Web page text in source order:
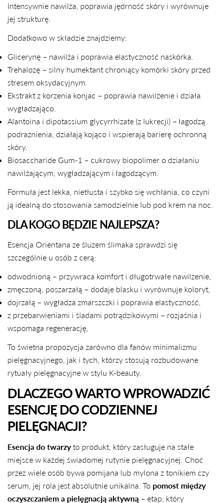
Intensywnie nawilża, poprawia jędrność skóry i wyrównuje
jej strukturę.
Dodatkowo w składzie znajdziemy:
Glicerynę – nawilża i poprawia elastyczność naskórka.
Trehalozę – silny humektant chroniący komórki skóry przed
stresem oksydacyjnym.
Ekstrakt z korzenia konjac – poprawia nawilżenie i działa
wygładzająco.
Alantoina i dipotassium glycyrrhizate (z lukrecji) – łagodzą
podrażnienia, działają kojąco i wspierają barierę ochronną
skóry.
Biosaccharide Gum-1 – cukrowy biopolimer o działaniu
nawilżającym, wygładzającym i łagodzącym.
Formuła jest lekka, nietłusta i szybko się wchłania, co czyni
ją idealną do stosowania samodzielnie lub pod krem na noc.
DLA KOGO BĘDZIE NAJLEPSZA?
Esencja Orientana ze śluzem ślimaka sprawdzi się
szczególnie u osób z cerą:
odwodnioną – przywraca komfort i długotrwałe nawilżenie,
zmęczoną, poszarzałą – dodaje blasku i wyrównuje koloryt,
dojrzałą – wygładza zmarszczki i poprawia elastyczność,
z przebarwieniami i śladami potrądzikowymi – rozjaśnia i
wspomaga regenerację,
To świetna propozycja zarówno dla fanów minimalizmu
pielęgnacyjnego, jak i tych, którzy stosują rozbudowane
rytuały pielęgnacyjne w stylu K-beauty.
DLACZEGO WARTO WPROWADZIĆ
ESENCJĘ DO CODZIENNEJ
PIELĘGNACJI?
Esencja do twarzyto produkt, który zasługuje na stałe
miejsce w każdej świadomej rutynie pielęgnacyjnej. Choć
przez wiele osób bywa pomijana lub mylona z tonikiem czy
serum, jej rola jest absolutnie unikalna. To pomost między
oczyszczaniem a pielęgnacją aktywną – etap, który